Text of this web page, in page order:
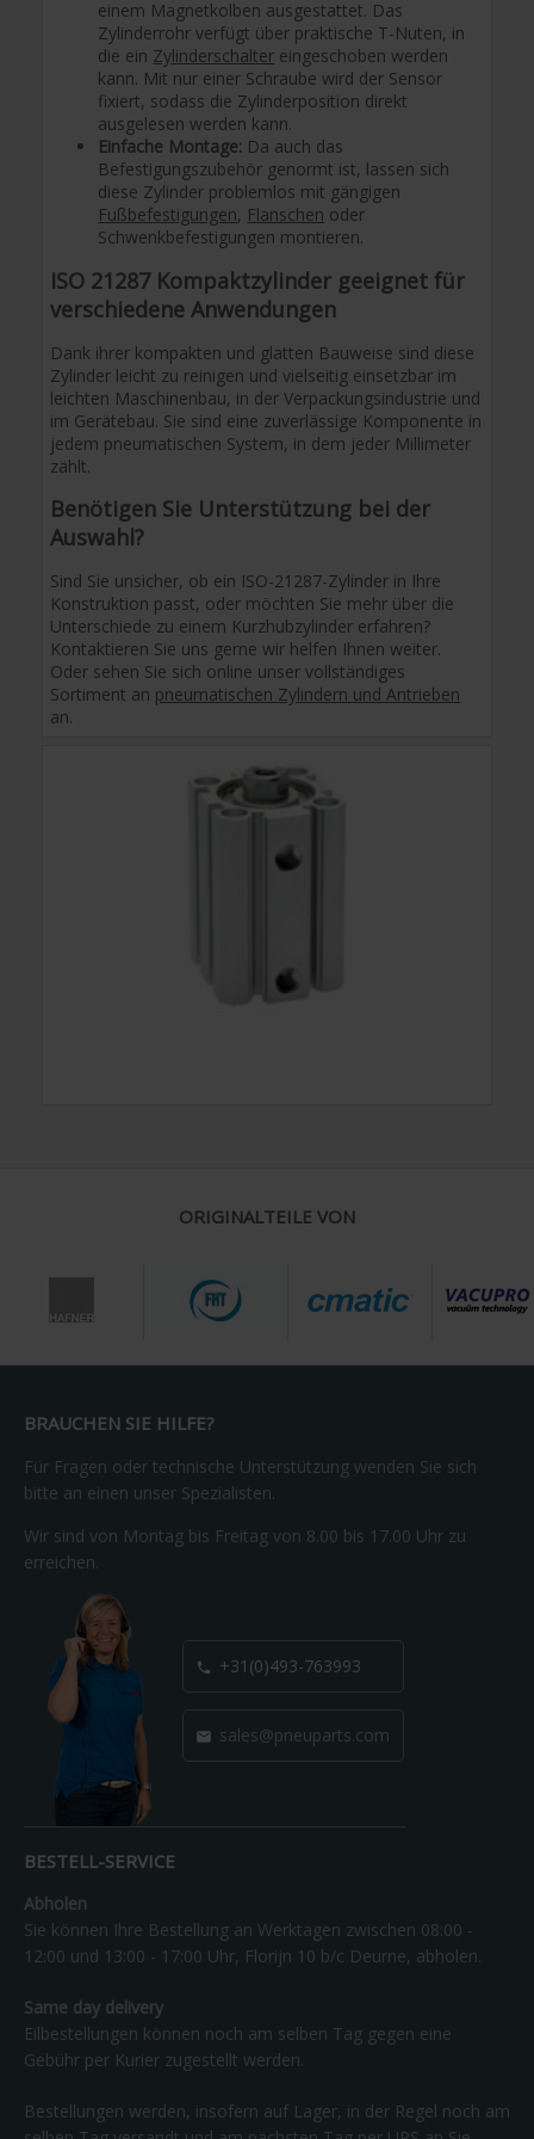
einem Magnetkolben ausgestattet. Das
Zylinderrohr verfügt über praktische T-Nuten, in
die ein Zylinderschalter eingeschoben werden
kann. Mit nur einer Schraube wird der Sensor
fixiert, sodass die Zylinderposition direkt
ausgelesen werden kann.
Einfache Montage: Da auch das
Befestigungszubehör genormt ist, lassen sich
diese Zylinder problemlos mit gängigen
Fußbefestigungen, Flanschen oder
Schwenkbefestigungen montieren.
ISO 21287 Kompaktzylinder geeignet für
verschiedene Anwendungen
Dank ihrer kompakten und glatten Bauweise sind diese
Zylinder leicht zu reinigen und vielseitig einsetzbar im
leichten Maschinenbau, in der Verpackungsindustrie und
im Gerätebau. Sie sind eine zuverlässige Komponente in
jedem pneumatischen System, in dem jeder Millimeter
zählt.
Benötigen Sie Unterstützung bei der
Auswahl?
Sind Sie unsicher, ob ein ISO-21287-Zylinder in Ihre
Konstruktion passt, oder möchten Sie mehr über die
Unterschiede zu einem Kurzhubzylinder erfahren?
Kontaktieren Sie uns gerne wir helfen Ihnen weiter.
Oder sehen Sie sich online unser vollständiges
Sortiment an pneumatischen Zylindern und Antrieben
an.
ORIGINALTEILE VON
BRAUCHEN SIE HILFE?
Für Fragen oder technische Unterstützung wenden Sie sich
bitte an einen unser Spezialisten.
Wir sind von Montag bis Freitag von 8.00 bis 17.00 Uhr zu
erreichen.
 +31(0)493-763993
 sales@pneuparts.com
BESTELL-SERVICE
Abholen
Sie können Ihre Bestellung an Werktagen zwischen 08:00 -
12:00 und 13:00 - 17:00 Uhr, Florijn 10 b/c Deurne, abholen.
Same day delivery
Eilbestellungen können noch am selben Tag gegen eine
Gebühr per Kurier zugestellt werden.
Bestellungen werden, insofern auf Lager, in der Regel noch am